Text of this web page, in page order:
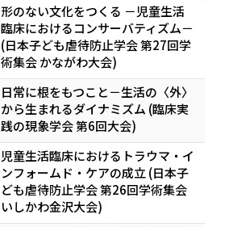
形のない文化をつくる －児童生活
臨床におけるコンサーバティズム－
(日本子ども虐待防止学会 第27回学
術集会 かながわ大会)
日常に根をもつこと－生活の〈外〉
から生まれるダイナミズム (臨床実
践の現象学会 第6回大会)
児童生活臨床におけるトラウマ・イ
ンフォームド・ケアの成立 (日本子
ども虐待防止学会 第26回学術集会
いしかわ金沢大会)